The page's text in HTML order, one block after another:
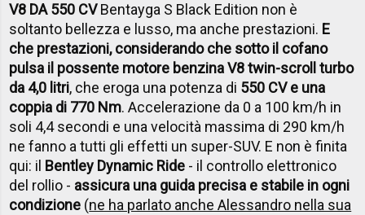
V8 DA 550 CVBentayga S Black Edition non è
soltanto bellezza e lusso, ma anche prestazioni. E
che prestazioni, considerando che sotto il cofano
pulsa il possente motore benzina V8 twin-scroll turbo
da 4,0 litri, che eroga una potenza di 550 CV e una
coppia di 770 Nm. Accelerazione da 0 a 100 km/h in
soli 4,4 secondi e una velocità massima di 290 km/h
ne fanno a tutti gli effetti un super-SUV. E non è finita
qui: il Bentley Dynamic Ride - il controllo elettronico
del rollio - assicura una guida precisa e stabile in ogni
condizione (ne ha parlato anche Alessandro nella sua